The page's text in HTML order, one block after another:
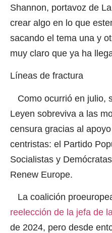
Shannon, portavoz de
crear algo en lo que
sacando el tema una y
muy claro que ya ha
Líneas de fractura
Como ocurrió en julio,
Leyen sobreviva a las
censura gracias al
centristas: el Partido
Socialistas y
Renew Europe.
La coalición
reelección de la jefa de
de 2024, pero desde